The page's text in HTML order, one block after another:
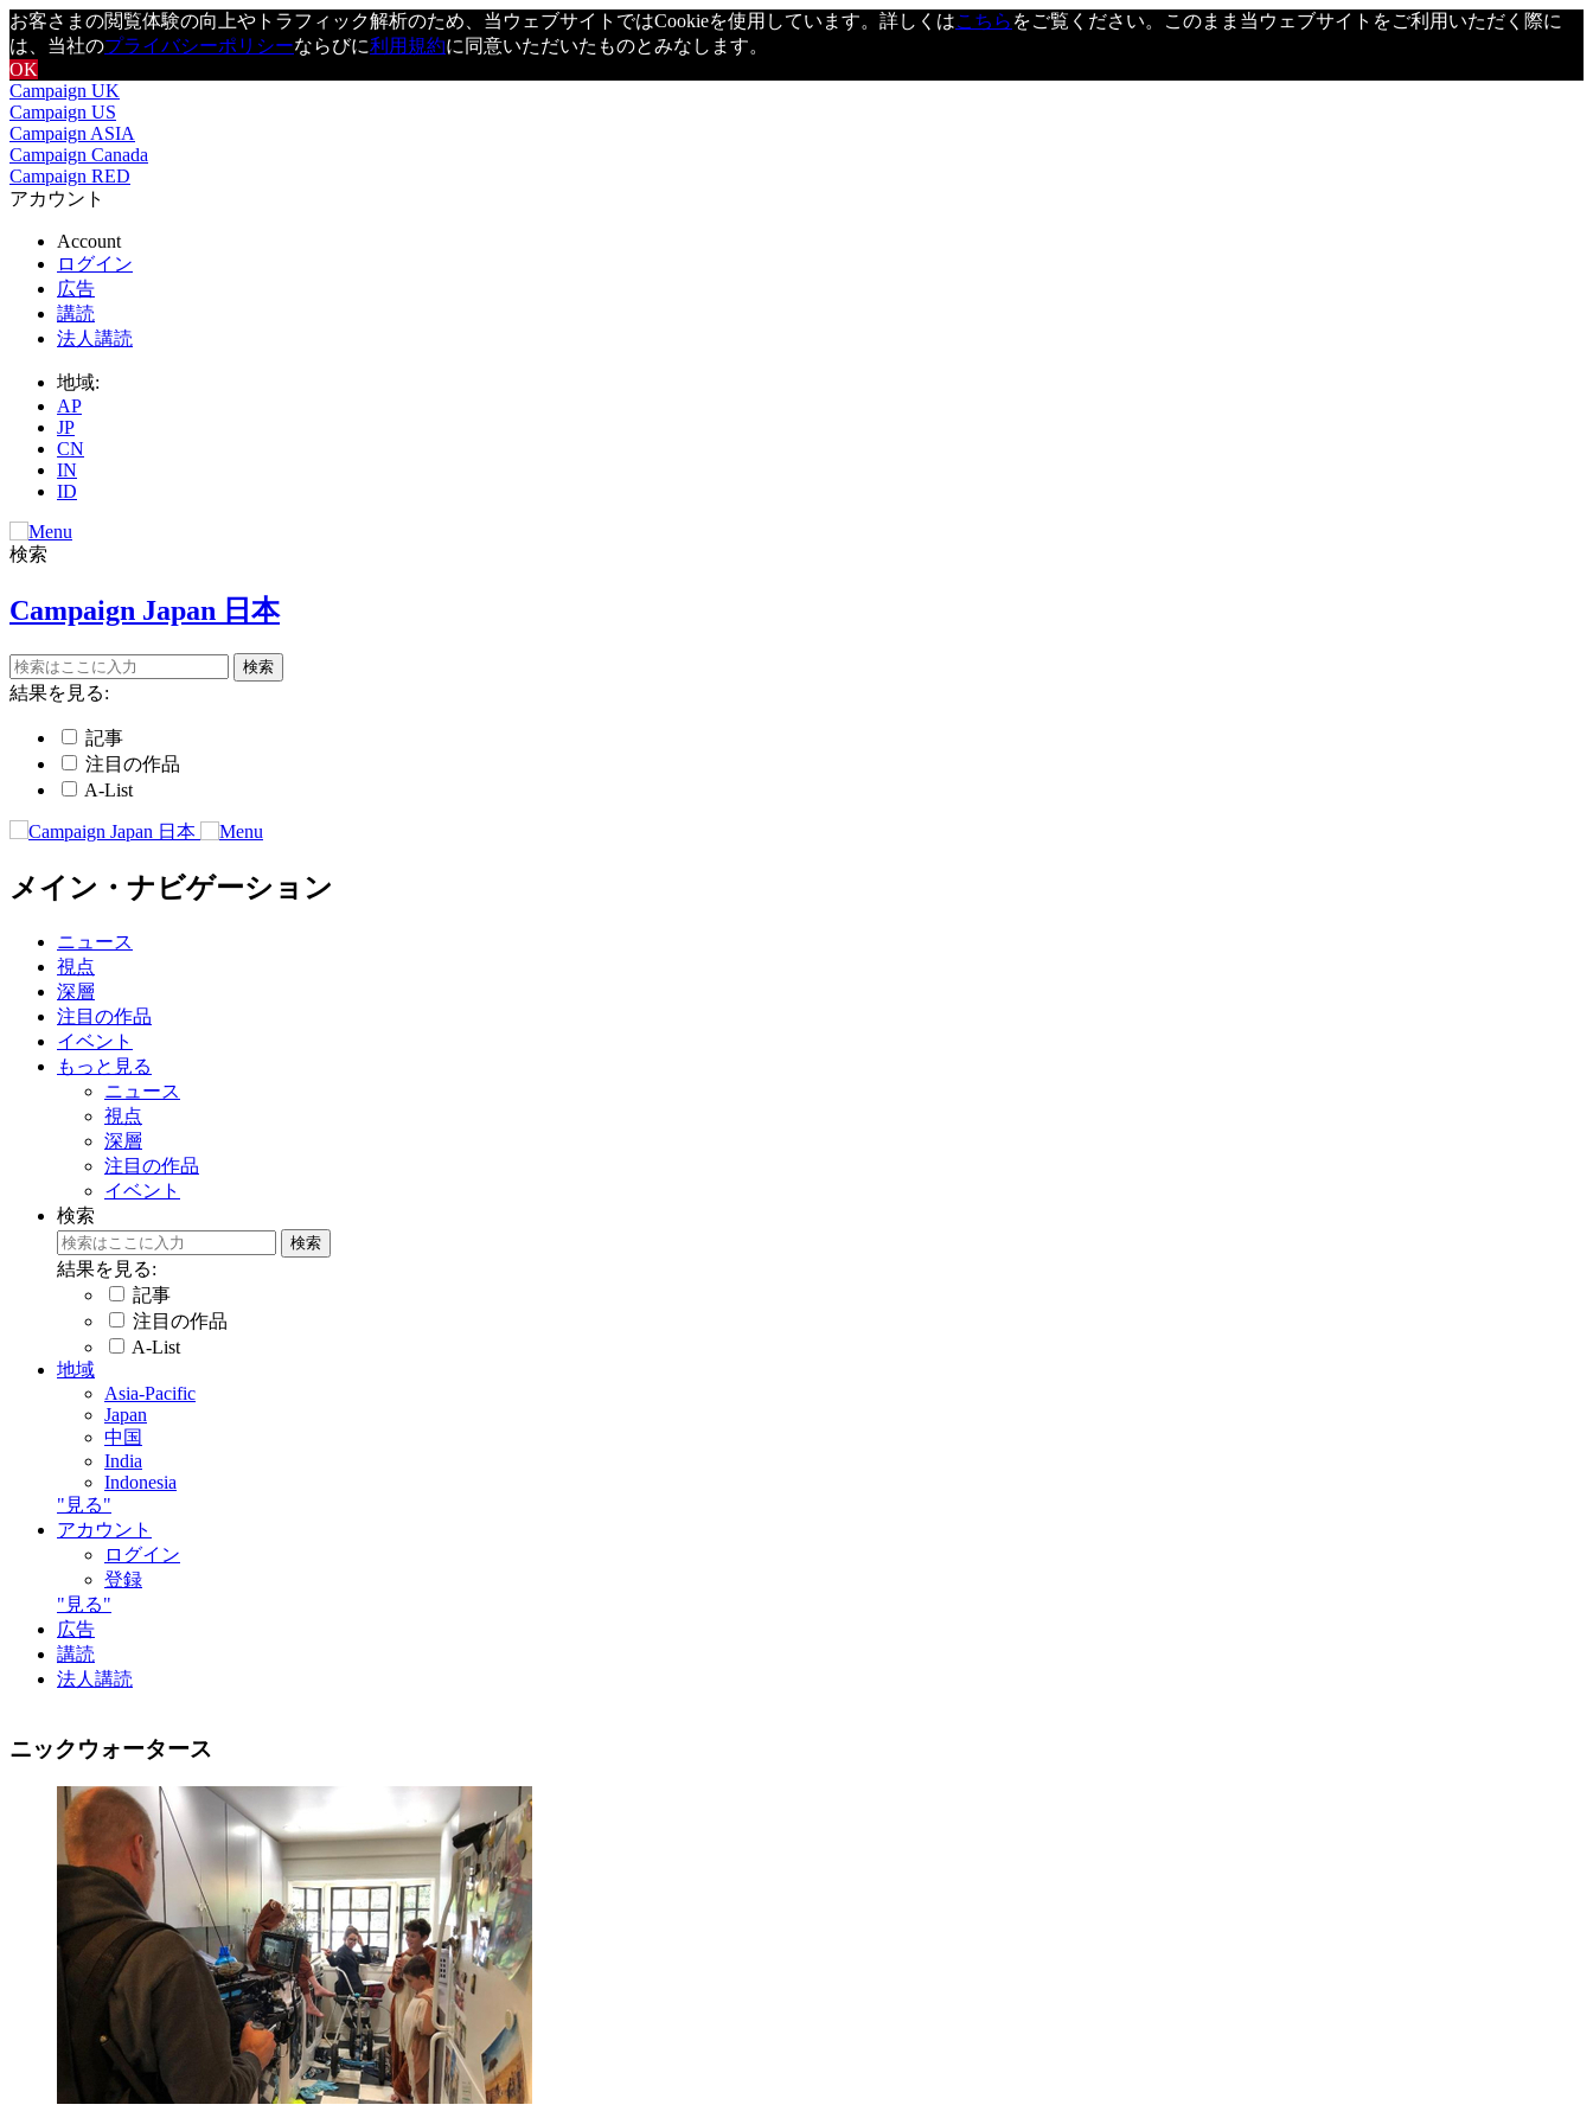
お客さまの閲覧体験の向上やトラフィック解析のため、当ウェブサイトではCookieを使用しています。詳しくはこちら をご覧ください。このまま当ウェブサイトをご利用いただく際に
は、当社のプライバシーポリシーならびに利用規約に同意いただいたものとみなします。
OK
Campaign UK
Campaign US
Campaign ASIA
Campaign Canada
Campaign RED
アカウント
Account
ログイン
広告
講読
法人講読
地域:
AP
JP
CN
IN
ID
検索
Campaign Japan 日本
結果を見る:
記事
注目の作品
A-List
メイン・ナビゲーション
ニュース
視点
深層
注目の作品
イベント
もっと見る
ニュース
視点
深層
注目の作品
イベント
検索
結果を見る:
記事
注目の作品
A-List
地域
Asia-Pacific
Japan
中国
India
Indonesia
"見る"
アカウント
ログイン
登録
"見る"
広告
講読
法人講読
ニックウォータース